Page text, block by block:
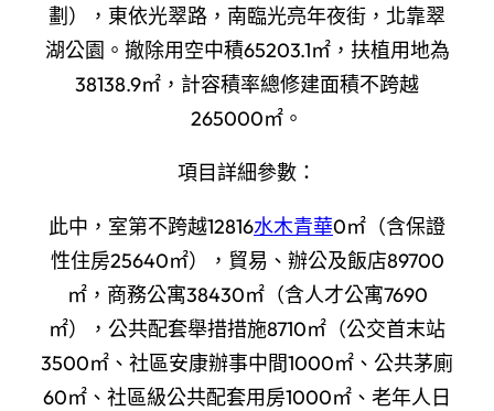
劃），東依光翠路，南臨光亮年夜街，北靠翠
湖公園。撤除用空中積65203.1㎡，扶植用地為
38138.9㎡，計容積率總修建面積不跨越
265000㎡。
項目詳細參數：
此中，室第不跨越12816水木青華0㎡（含保證
性住房25640㎡），貿易、辦公及飯店89700
㎡，商務公寓38430㎡（含人才公寓7690
㎡），公共配套舉措措施8710㎡（公交首末站
3500㎡、社區安康辦事中間1000㎡、公共茅廁
60㎡、社區級公共配套用房1000㎡、老年人日